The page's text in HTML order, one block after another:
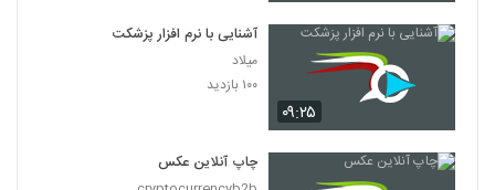
۰۹:۲۵
آشنایی با نرم افزار پزشکت
میلاد
۱۰۰ بازدید
چاپ آنلاین عکس